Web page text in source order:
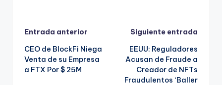
Navegación
de
entradas
Entrada anterior
CEO de BlockFi Niega
Venta de su Empresa
a FTX Por $ 25M
Siguiente entrada
EEUU: Reguladores
Acusan de Fraude a
Creador de NFTs
Fraudulentos ‘Baller